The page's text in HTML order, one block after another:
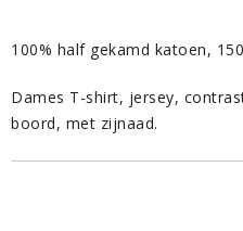
100% half gekamd katoen,
Dames T-shirt, jersey,
boord, met zijnaad.